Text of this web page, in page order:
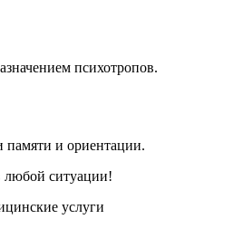
психотропов.
памяти и ориентации.
ситуации!
услуги